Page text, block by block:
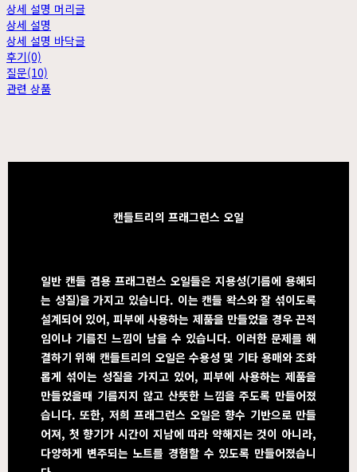
상세 설명 머리글
상세 설명
상세 설명 바닥글
후기(0)
질문(10)
관련 상품
캔들트리의 프래그런스 오일
일반 캔들 겸용 프래그런스 오일들은 지용성(기름에 용해되
는 성질)을 가지고 있습니다. 이는 캔들 왁스와 잘 섞이도록
설계되어 있어, 피부에 사용하는 제품을 만들었을 경우 끈적
임이나 기름진 느낌이 남을 수 있습니다. 이러한 문제를 해
결하기 위해 캔들트리의 오일은 수용성 및 기타 용매와 조화
롭게 섞이는 성질을 가지고 있어, 피부에 사용하는 제품을
만들었을때 기름지지 않고 산뜻한 느낌을 주도록 만들어졌
습니다. 또한, 저희 프래그런스 오일은 향수 기반으로 만들
어져, 첫 향기가 시간이 지남에 따라 약해지는 것이 아니라,
다양하게 변주되는 노트를 경험할 수 있도록 만들어졌습니